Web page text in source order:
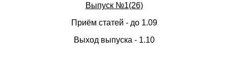
Выпуск №1(26)
Приём статей - до 1.09
Выход выпуска - 1.10